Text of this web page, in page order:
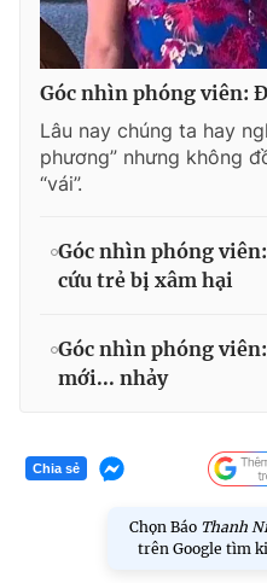
Góc nhìn phóng viên:
Lâu nay chúng ta hay
phương” nhưng không
“vái”.
Góc nhìn phóng
cứu trẻ bị xâm hại
Góc nhìn phóng
mới... nhảy
Chia sẻ
Chọn Báo Thanh
trên Google tìm